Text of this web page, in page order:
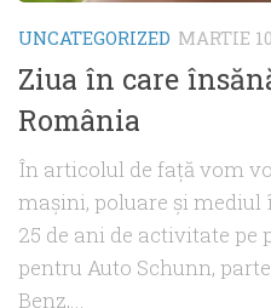
UNCATEGORIZED MARTIE
Ziua în care
România
În articolul de faţă vom
maşini, poluare şi
25 de ani de activitate
pentru Auto Schunn,
Benz,...